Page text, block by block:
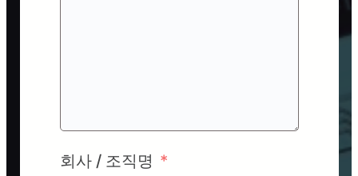
회사 / 조직명